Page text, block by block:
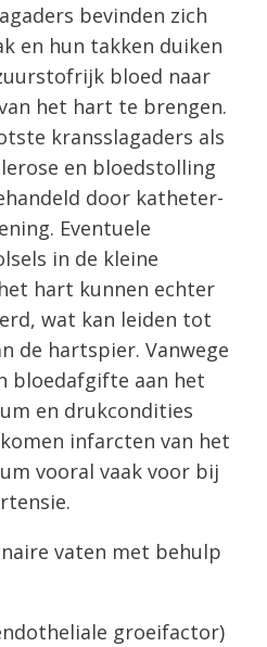
bevinden zich
en hun takken duiken
bloed naar
het hart te brengen.
kransslagaders als
en bloedstolling
door katheter-
Eventuele
in de kleine
hart kunnen echter
wat kan leiden tot
de hartspier. Vanwege
bloedafgifte aan het
en drukcondities
infarcten van het
vooral vaak voor bij
vaten met behulp
groeifactor)